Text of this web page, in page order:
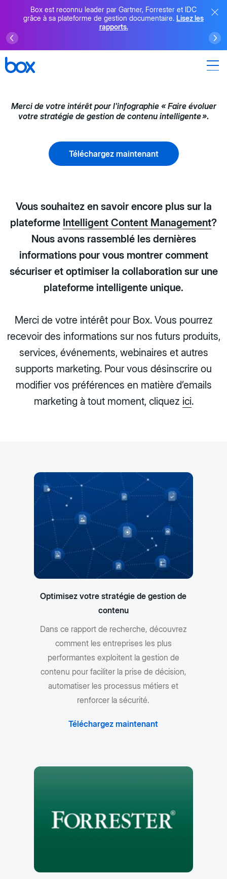
Box est reconnu leader par Gartner, Forrester et IDC
grâce à sa plateforme de gestion documentaire. Lisez les
rapports.
Merci de votre intérêt pour l'infographie « Faire évoluer
votre stratégie de gestion de contenu intelligente ».
Téléchargez maintenant
Vous souhaitez en savoir encore plus sur la
plateforme Intelligent Content Management?
Nous avons rassemblé les dernières
informations pour vous montrer comment
sécuriser et optimiser la collaboration sur une
plateforme intelligente unique.
Merci de votre intérêt pour Box. Vous pourrez
recevoir des informations sur nos futurs produits,
services, événements, webinaires et autres
supports marketing. Pour vous désinscrire ou
modifier vos préférences en matière d’emails
marketing à tout moment, cliquez ici.
Optimisez votre stratégie de gestion de
contenu
Dans ce rapport de recherche, découvrez
comment les entreprises les plus
performantes exploitent la gestion de
contenu pour faciliter la prise de décision,
automatiser les processus métiers et
renforcer la sécurité.
Téléchargez maintenant